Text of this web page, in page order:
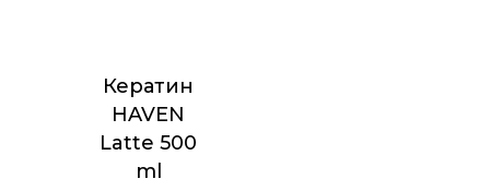
Кератин
HAVEN
Latte 500
ml